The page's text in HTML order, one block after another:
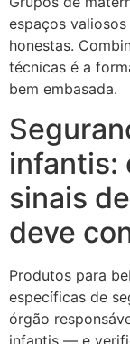
espaços
honestas.
técnicas é a
bem embasada.
infantis:
sinais
deve
Produtos para
específicas de
órgão
infantis — e